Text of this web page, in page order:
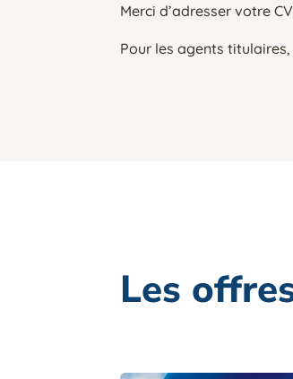
Merci d’adresser votre
Pour les agents
Les